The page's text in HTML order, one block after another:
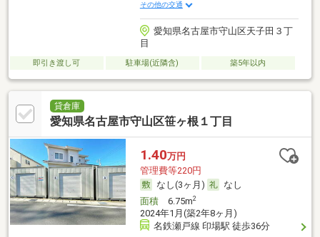
その他の交通
愛知県名古屋市守山区天子田３丁
目
即引き渡し可 駐車場(近隣含) 築5年以内
貸倉庫
愛知県名古屋市守山区笹ヶ根１丁目
1.40万円
管理費等220円
なし(3ヶ月)
なし
面積6.75m2
2024年1月(築2年8ヶ月)
名鉄瀬戸線 印場駅 徒歩36分